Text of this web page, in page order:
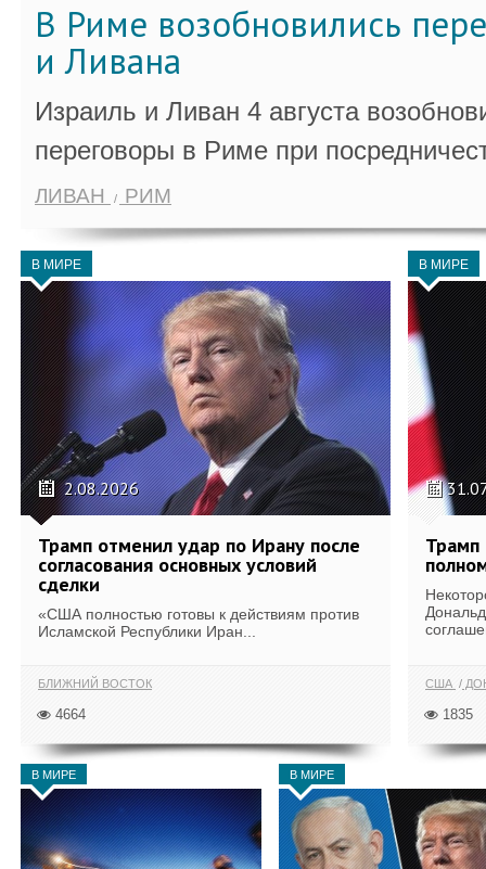
В Риме возобновились
и Ливана
Израиль и Ливан 4 августа
переговоры в Риме при
ЛИВАН РИМ
В МИРЕ
2.08.2026
Трамп отменил удар по Ирану после
согласования основных условий
сделки
«США полностью готовы к действиям против
Исламской Республики Иран...
БЛИЖНИЙ ВОСТОК
4664
В МИРЕ
Трамп
США
1835
В МИРЕ В МИРЕ